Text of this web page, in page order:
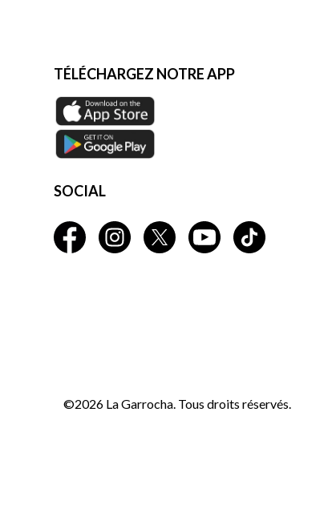
TÉLÉCHARGEZ NOTRE APP
SOCIAL
©2026 La Garrocha. Tous droits réservés.